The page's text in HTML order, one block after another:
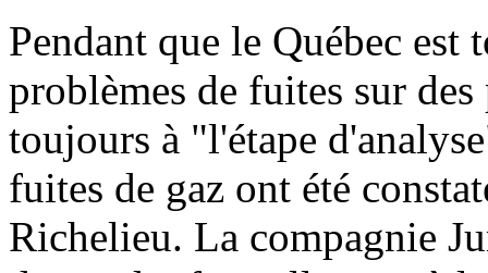
Pendant que le Québec
problèmes de fuites sur
toujours à "l'étape
fuites de gaz ont été
Richelieu. La compagnie